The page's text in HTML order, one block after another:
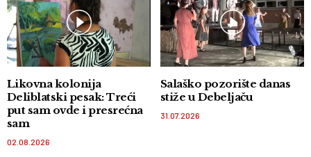
Likovna kolonija
Deliblatski pesak: Treći
put sam ovde i presrećna
sam
02.08.2026
Salaško pozorište danas
stiže u Debeljaču
31.07.2026